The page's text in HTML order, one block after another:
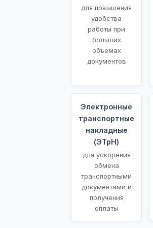
для повышения
удобства
работы при
больших
объемах
документов
Электронные
транспортные
накладные
(ЭТрН)
для ускорения
обмена
транспортными
документами и
получения
оплаты